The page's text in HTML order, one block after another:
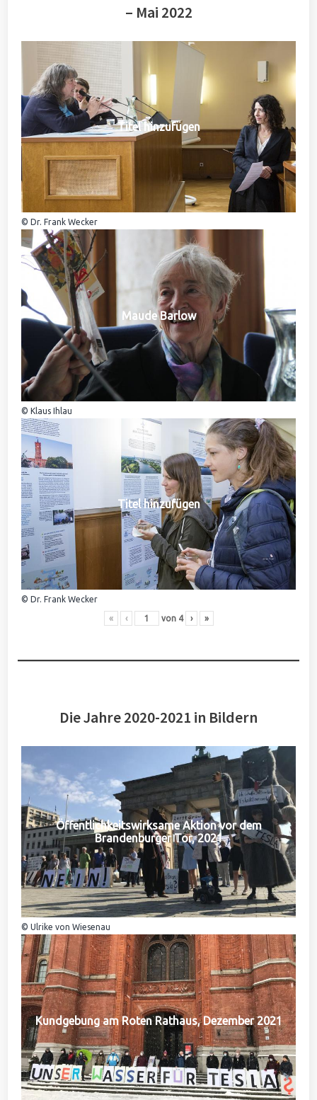
– Mai 2022
Titel hinzufügen
© Dr. Frank Wecker
Maude Barlow
© Klaus Ihlau
Titel hinzufügen
© Dr. Frank Wecker
« ‹ von 4 › »
Die Jahre 2020-2021 in Bildern
Öffentlichkeitswirksame Aktion vor dem
Brandenburger Tor, 2021
© Ulrike von Wiesenau
Kundgebung am Roten Rathaus, Dezember 2021